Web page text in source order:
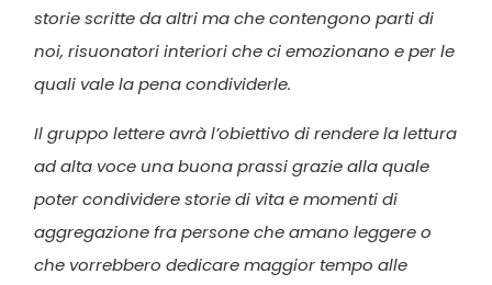
storie scritte da altri ma che contengono parti di
noi, risuonatori interiori che ci emozionano e per le
quali vale la pena condividerle.
Il gruppo lettere avrà l’obiettivo di rendere la lettura
ad alta voce una buona prassi grazie alla quale
poter condividere storie di vita e momenti di
aggregazione fra persone che amano leggere o
che vorrebbero dedicare maggior tempo alle